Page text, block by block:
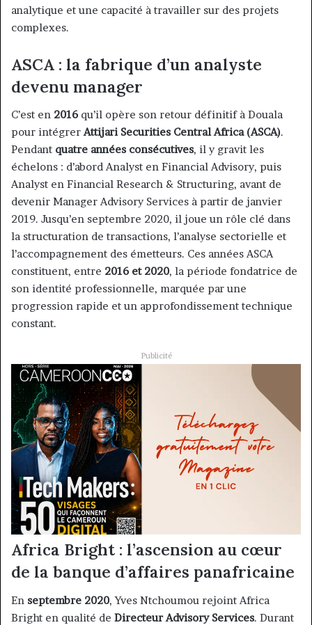
analytique et une capacité à travailler sur des projets
complexes.
ASCA : la fabrique d’un analyste
devenu manager
C’est en 2016 qu’il opère son retour définitif à Douala
pour intégrerAttijari Securities Central Africa (ASCA).
Pendant quatre années consécutives, il y gravit les
échelons : d’abord Analyst en Financial Advisory, puis
Analyst en Financial Research & Structuring, avant de
devenir Manager Advisory Services à partir de janvier
2019. Jusqu’en septembre 2020, il joue un rôle clé dans
la structuration de transactions, l’analyse sectorielle et
l’accompagnement des émetteurs. Ces années ASCA
constituent, entre 2016 et 2020, la période fondatrice de
son identité professionnelle, marquée par une
progression rapide et un approfondissement technique
constant.
Publicité
Africa Bright : l’ascension au cœur
de la banque d’affaires panafricaine
En septembre 2020, Yves Ntchoumou rejoint Africa
Bright en qualité de Directeur Advisory Services. Durant